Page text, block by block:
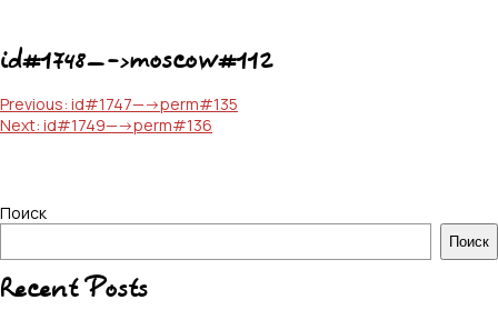
id#1748—->moscow#112
Навигация
по
Previous: id#1747—->perm#135
Next: id#1749—->perm#136
Поиск
Поиск
Recent Posts